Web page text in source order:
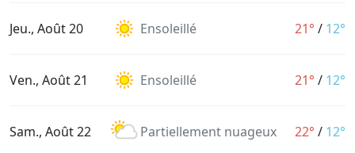
Jeu., Août 20 Ensoleillé 21° / 12°
Ven., Août 21 Ensoleillé 21° / 12°
Sam., Août 22 Partiellement nuageux 22° / 12°